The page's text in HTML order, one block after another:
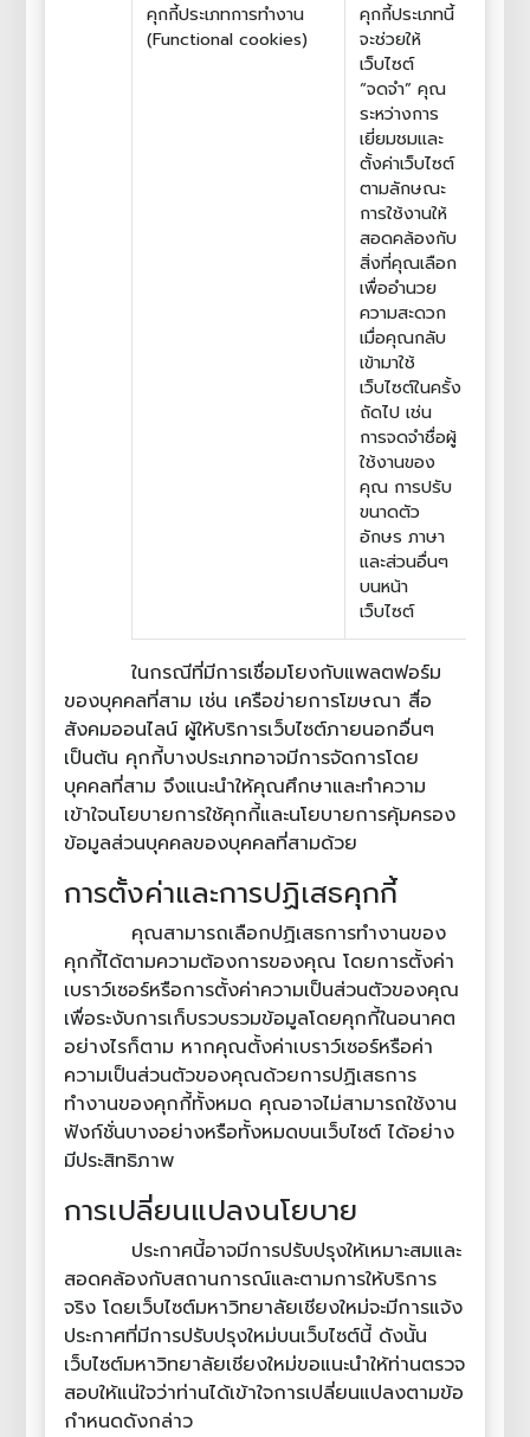
คุกกี้ประเภทการทำงาน
(Functional cookies)
คุกกี้ประเภทนี้
จะช่วยให้
เว็บไซต์
“จดจำ” คุณ
ระหว่างการ
เยี่ยมชมและ
ตั้งค่าเว็บไซต์
ตามลักษณะ
การใช้งานให้
สอดคล้องกับ
สิ่งที่คุณเลือก
เพื่ออำนวย
ความสะดวก
เมื่อคุณกลับ
เข้ามาใช้
เว็บไซต์ในครั้ง
ถัดไป เช่น
การจดจำชื่อผู้
ใช้งานของ
คุณ การปรับ
ขนาดตัว
อักษร ภาษา
และส่วนอื่นๆ
บนหน้า
เว็บไซต์
ในกรณีที่มีการเชื่อมโยงกับแพลตฟอร์ม
ของบุคคลที่สาม เช่น เครือข่ายการโฆษณา สื่อ
สังคมออนไลน์ ผู้ให้บริการเว็บไซต์ภายนอกอื่นๆ
เป็นต้น คุกกี้บางประเภทอาจมีการจัดการโดย
บุคคลที่สาม จึงแนะนำให้คุณศึกษาและทำความ
เข้าใจนโยบายการใช้คุกกี้และนโยบายการคุ้มครอง
ข้อมูลส่วนบุคคลของบุคคลที่สามด้วย
การตั้งค่าและการปฏิเสธคุกกี้
คุณสามารถเลือกปฏิเสธการทำงานของ
คุกกี้ได้ตามความต้องการของคุณ โดยการตั้งค่า
เบราว์เซอร์หรือการตั้งค่าความเป็นส่วนตัวของคุณ
เพื่อระงับการเก็บรวบรวมข้อมูลโดยคุกกี้ในอนาคต
อย่างไรก็ตาม หากคุณตั้งค่าเบราว์เซอร์หรือค่า
ความเป็นส่วนตัวของคุณด้วยการปฏิเสธการ
ทำงานของคุกกี้ทั้งหมด คุณอาจไม่สามารถใช้งาน
ฟังก์ชั่นบางอย่างหรือทั้งหมดบนเว็บไซต์ ได้อย่าง
มีประสิทธิภาพ
การเปลี่ยนแปลงนโยบาย
ประกาศนี้อาจมีการปรับปรุงให้เหมาะสมและ
สอดคล้องกับสถานการณ์และตามการให้บริการ
จริง โดยเว็บไซต์มหาวิทยาลัยเชียงใหม่จะมีการแจ้ง
ประกาศที่มีการปรับปรุงใหม่บนเว็บไซต์นี้ ดังนั้น
เว็บไซต์มหาวิทยาลัยเชียงใหม่ขอแนะนำให้ท่านตรวจ
สอบให้แน่ใจว่าท่านได้เข้าใจการเปลี่ยนแปลงตามข้อ
กำหนดดังกล่าว